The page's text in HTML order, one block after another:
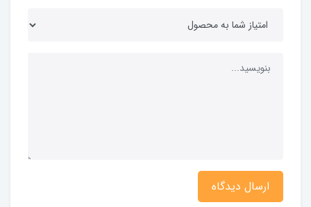
ارسال دیدگاه